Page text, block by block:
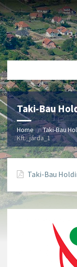
Taki-Bau
Home Taki-Bau
Kft._járda_1
Taki-Bau